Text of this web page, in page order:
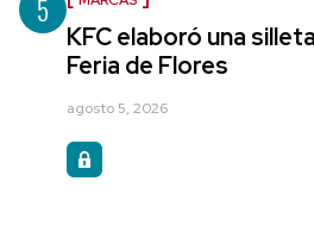
5
KFC elaboró una
Feria de Flores
agosto 5, 2026